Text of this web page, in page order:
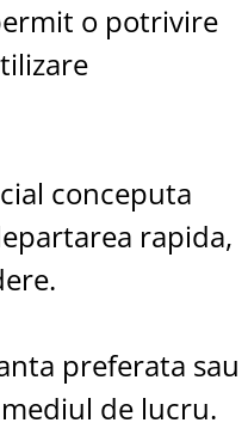
o potrivire
conceputa
rapida,
preferata sau
de lucru.